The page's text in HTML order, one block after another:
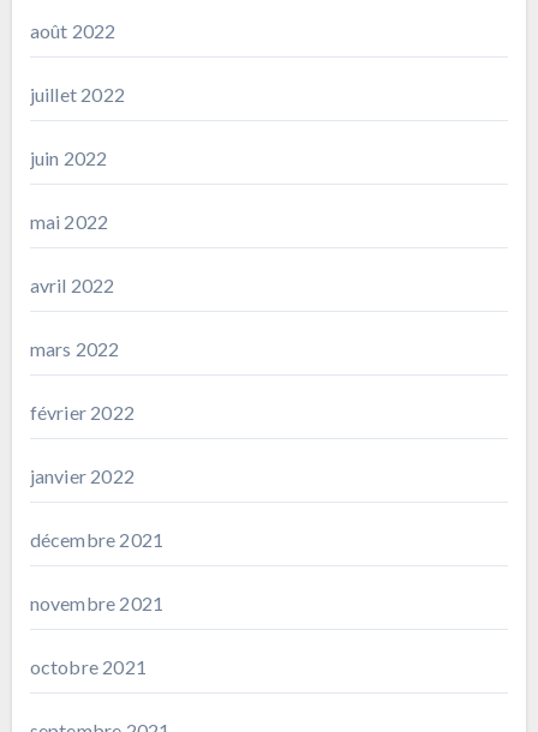
août 2022
juillet 2022
juin 2022
mai 2022
avril 2022
mars 2022
février 2022
janvier 2022
décembre 2021
novembre 2021
octobre 2021